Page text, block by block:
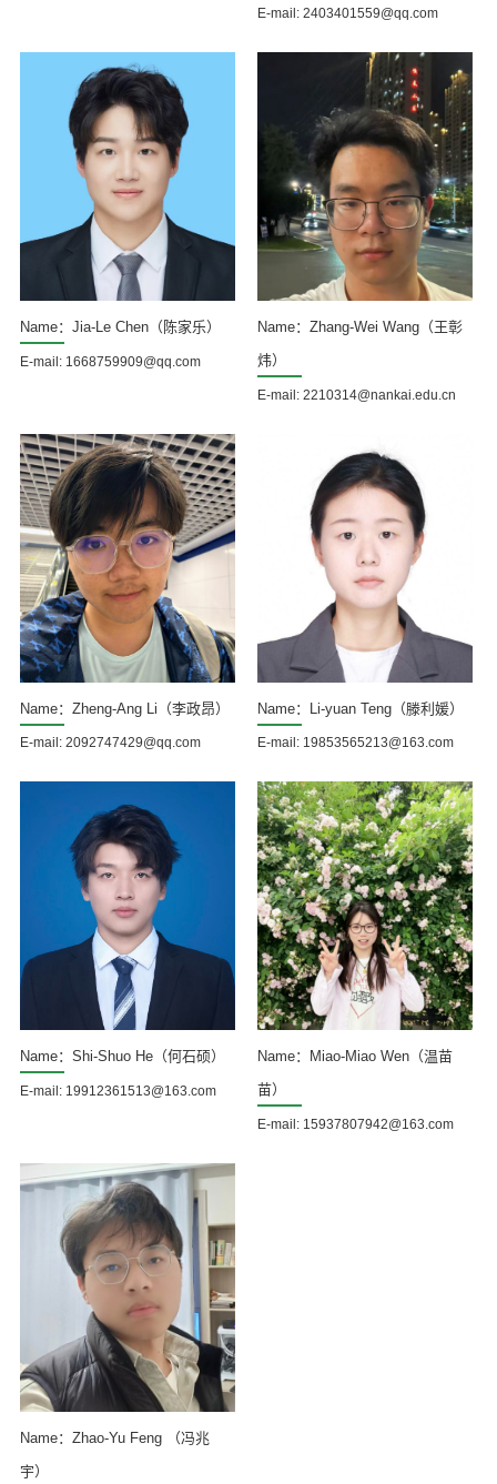
E-mail: 2403401559@qq.com
Name：Jia-Le Chen（陈家乐）
E-mail: 1668759909@qq.com
Name：Zhang-Wei Wang（王彰
炜）
E-mail: 2210314@nankai.edu.cn
Name：Zheng-Ang Li（李政昂）
E-mail: 2092747429@qq.com
Name：Li-yuan Teng（滕利媛）
E-mail: 19853565213@163.com
Name：Shi-Shuo He（何石硕）
E-mail: 19912361513@163.com
Name：​Miao-Miao Wen（温苗
苗）
E-mail: 15937807942@163.com
Name：Zhao-Yu Feng （冯兆
宇）